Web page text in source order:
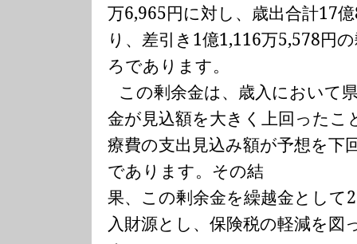
万6,965円に対し、歳出合計17億
り、差引き 1億1,116万5,578円
ろであります。
この剰余金は、歳入において
金が見込額を大きく上回ったこ
療費の支出見込み額が予想を下
であります。その結
果、この剰余金を繰越金として
入財源とし、保険税の軽減を